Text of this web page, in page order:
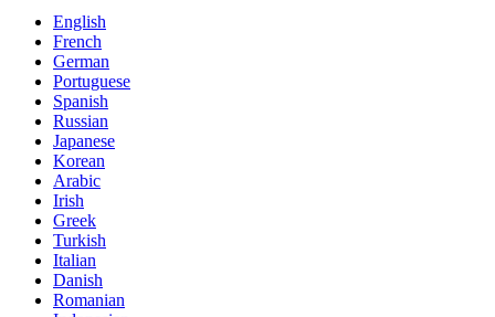
English
French
German
Portuguese
Spanish
Russian
Japanese
Korean
Arabic
Irish
Greek
Turkish
Italian
Danish
Romanian